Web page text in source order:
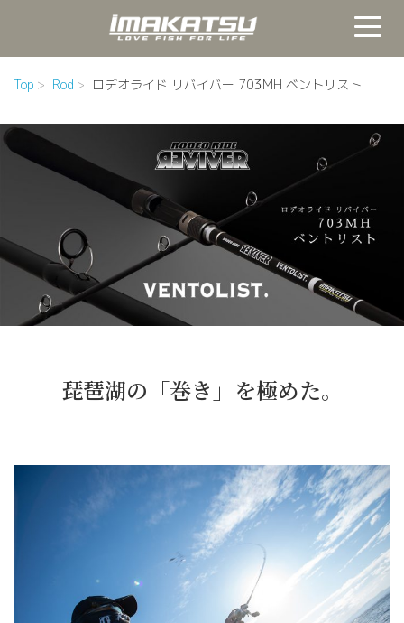
Top Rod ロデオライド リバイバー 703MH ベントリスト
琵琶湖の「巻き」を極めた。